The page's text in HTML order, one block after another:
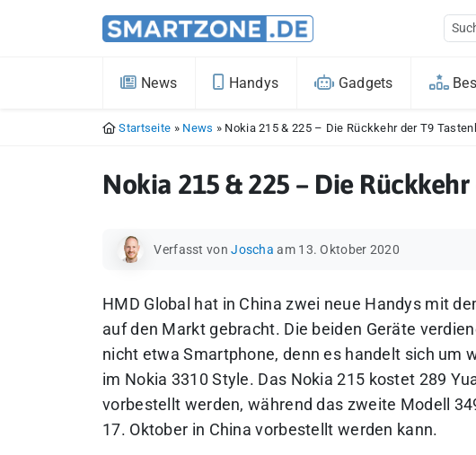
News Handys Gadgets
Startseite » News » Nokia 215 & 225 – Die Rückkehr der T9
Nokia 215 & 225 – Die
Verfasst von Joscha am 13. Oktober 2020
HMD Global hat in China zwei neue Handys mit
auf den Markt gebracht. Die beiden Geräte
nicht etwa Smartphone, denn es handelt sich um
im Nokia 3310 Style. Das Nokia 215 kostet 289
vorbestellt werden, während das zweite Modell
17. Oktober in China vorbestellt werden kann.